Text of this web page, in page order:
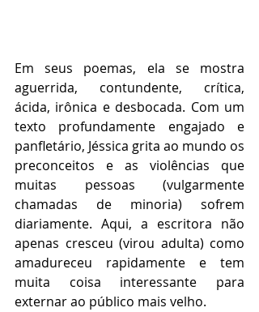
Em seus poemas, ela se mostra
aguerrida, contundente, crítica,
ácida, irônica e desbocada. Com um
texto profundamente engajado e
panfletário, Jéssica grita ao mundo os
preconceitos e as violências que
muitas pessoas (vulgarmente
chamadas de minoria) sofrem
diariamente. Aqui, a escritora não
apenas cresceu (virou adulta) como
amadureceu rapidamente e tem
muita coisa interessante para
externar ao público mais velho.